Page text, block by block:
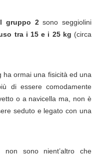
gruppo 2sono seggiolini
tra i 15 e i 25 kg (circa
ha ormai una fisicità ed una
di essere comodamente
o a navicella ma, non è
seduto e legato con una
non sono nient’altro che